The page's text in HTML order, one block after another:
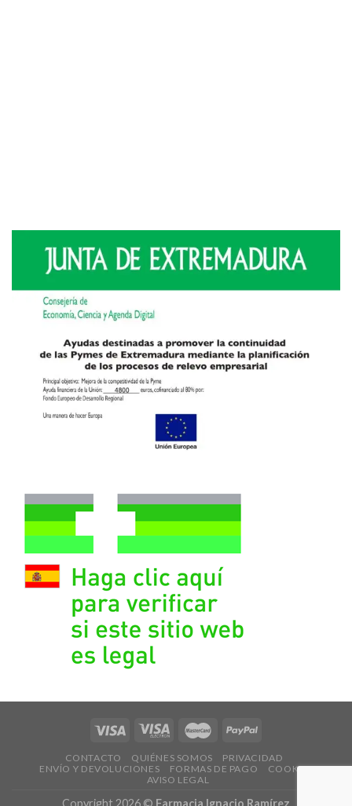
CONTACTO QUIÉNES SOMOS
PRIVACIDAD
ENVÍO Y DEVOLUCIONES
FORMAS DE PAGO
COOKIES
AVISO LEGAL
Copyright 2026 © Farmacia Ignacio Ramírez